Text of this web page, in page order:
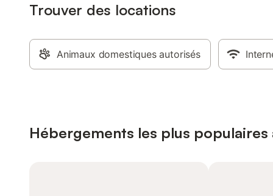
Trouver des locations
Animaux domestiques autorisés
Hébergements les plus